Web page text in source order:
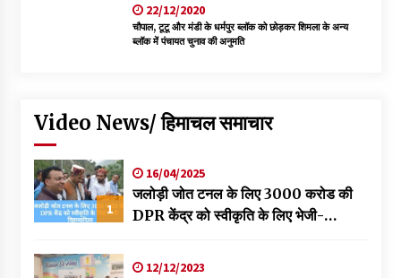
22/12/2020
चौपाल, टूटू और मंडी के धर्मपुर ब्लॉक को छोड़कर शिमला के अन्य
ब्लॉक में पंचायत चुनाव की अनुमति
Video News/ हिमाचल समाचार
1
16/04/2025
जलोड़ी जोत टनल के लिए 3000 करोड की
DPR केंद्र को स्वीकृति के लिए भेजी-
12/12/2023